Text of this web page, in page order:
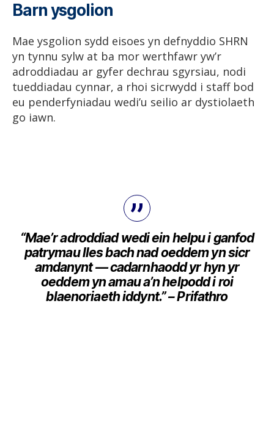
Barn ysgolion
Mae ysgolion sydd eisoes yn defnyddio SHRN
yn tynnu sylw at ba mor werthfawr yw’r
adroddiadau ar gyfer dechrau sgyrsiau, nodi
tueddiadau cynnar, a rhoi sicrwydd i staff bod
eu penderfyniadau wedi’u seilio ar dystiolaeth
go iawn.
“Mae’r adroddiad wedi ein helpu i ganfod
patrymau lles bach nad oeddem yn sicr
amdanynt — cadarnhaodd yr hyn yr
oeddem yn amau a’n helpodd i roi
blaenoriaeth iddynt.” –Prifathro